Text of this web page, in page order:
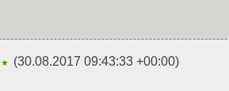
(30.08.2017 09:43:33 +00:00)